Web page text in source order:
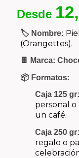
Desde
🏷️ Nombre:
(Orangettes).
🍫 Marca:
📦 Formatos:
Caja 125 gr:
personal o
un café.
Caja 250 gr:
regalo o